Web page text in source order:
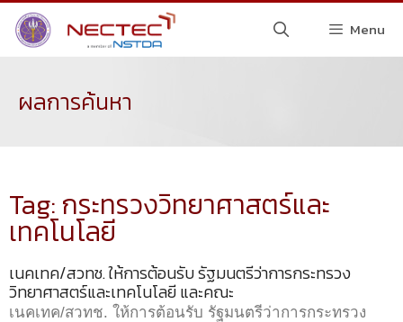
Menu
ผลการค้นหา
Tag: กระทรวงวิทยาศาสตร์และ
เทคโนโลยี
เนคเทค/สวทช. ให้การต้อนรับ รัฐมนตรีว่าการกระทรวง
วิทยาศาสตร์และเทคโนโลยี และคณะ
เนคเทค/สวทช. ให้การต้อนรับ รัฐมนตรีว่าการกระทรวง